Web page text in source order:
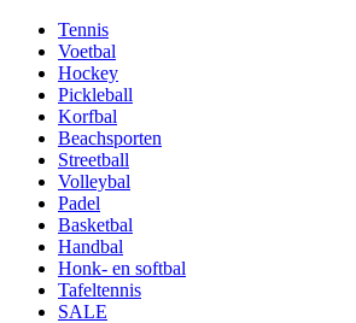
Tennis
Voetbal
Hockey
Pickleball
Korfbal
Beachsporten
Streetball
Volleybal
Padel
Basketbal
Handbal
Honk- en softbal
Tafeltennis
SALE